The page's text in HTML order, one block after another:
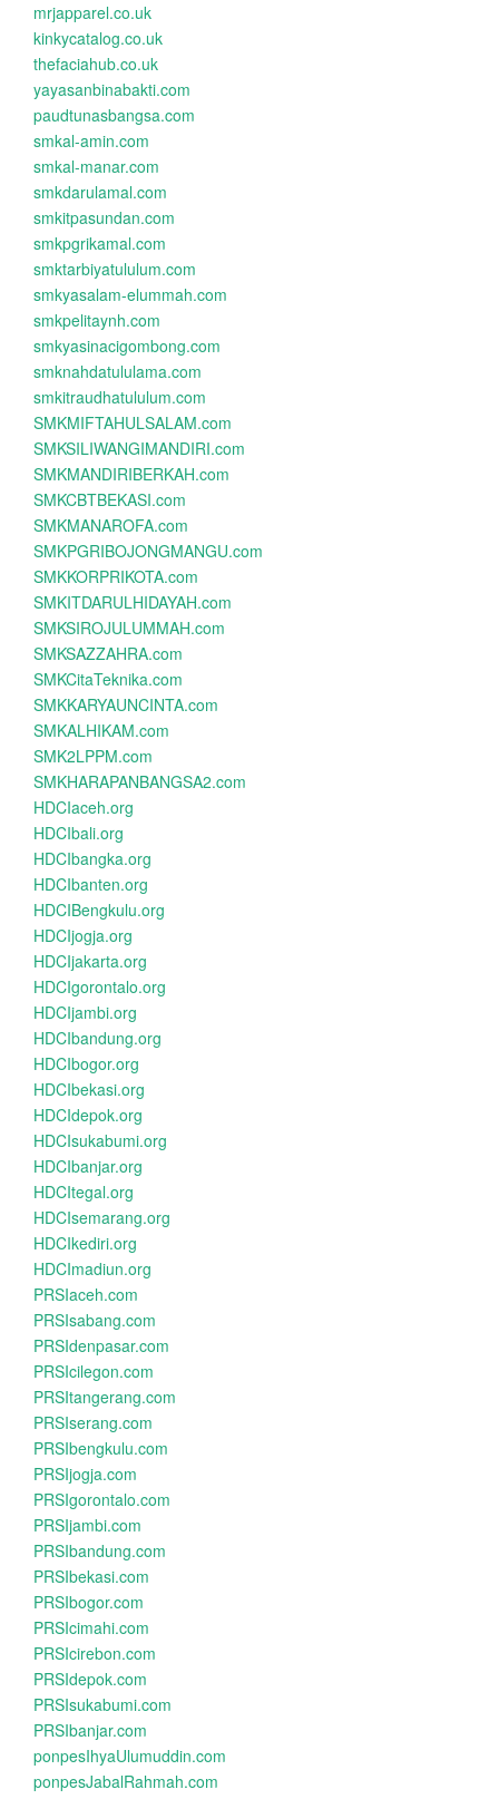
mrjapparel.co.uk
kinkycatalog.co.uk
thefaciahub.co.uk
yayasanbinabakti.com
paudtunasbangsa.com
smkal-amin.com
smkal-manar.com
smkdarulamal.com
smkitpasundan.com
smkpgrikamal.com
smktarbiyatululum.com
smkyasalam-elummah.com
smkpelitaynh.com
smkyasinacigombong.com
smknahdatululama.com
smkitraudhatululum.com
SMKMIFTAHULSALAM.com
SMKSILIWANGIMANDIRI.com
SMKMANDIRIBERKAH.com
SMKCBTBEKASI.com
SMKMANAROFA.com
SMKPGRIBOJONGMANGU.com
SMKKORPRIKOTA.com
SMKITDARULHIDAYAH.com
SMKSIROJULUMMAH.com
SMKSAZZAHRA.com
SMKCitaTeknika.com
SMKKARYAUNCINTA.com
SMKALHIKAM.com
SMK2LPPM.com
SMKHARAPANBANGSA2.com
HDCIaceh.org
HDCIbali.org
HDCIbangka.org
HDCIbanten.org
HDCIBengkulu.org
HDCIjogja.org
HDCIjakarta.org
HDCIgorontalo.org
HDCIjambi.org
HDCIbandung.org
HDCIbogor.org
HDCIbekasi.org
HDCIdepok.org
HDCIsukabumi.org
HDCIbanjar.org
HDCItegal.org
HDCIsemarang.org
HDCIkediri.org
HDCImadiun.org
PRSIaceh.com
PRSIsabang.com
PRSIdenpasar.com
PRSIcilegon.com
PRSItangerang.com
PRSIserang.com
PRSIbengkulu.com
PRSIjogja.com
PRSIgorontalo.com
PRSIjambi.com
PRSIbandung.com
PRSIbekasi.com
PRSIbogor.com
PRSIcimahi.com
PRSIcirebon.com
PRSIdepok.com
PRSIsukabumi.com
PRSIbanjar.com
ponpesIhyaUlumuddin.com
ponpesJabalRahmah.com